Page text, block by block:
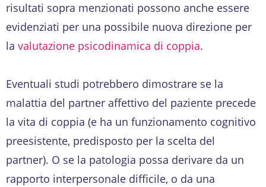
risultati sopra menzionati possono anche essere
evidenziati per una possibile nuova direzione per
la valutazione psicodinamica di coppia.
Eventuali studi potrebbero dimostrare se la
malattia del partner affettivo del paziente precede
la vita di coppia (e ha un funzionamento cognitivo
preesistente, predisposto per la scelta del
partner). O se la patologia possa derivare da un
rapporto interpersonale difficile, o da una